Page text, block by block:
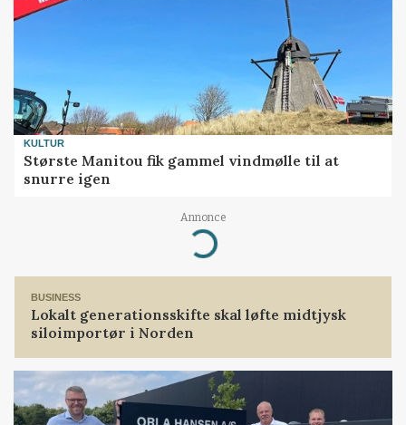
KULTUR
Største Manitou fik gammel vindmølle til at
snurre igen
Annonce
Loading...
BUSINESS
Lokalt generationsskifte skal løfte midtjysk
siloimportør i Norden